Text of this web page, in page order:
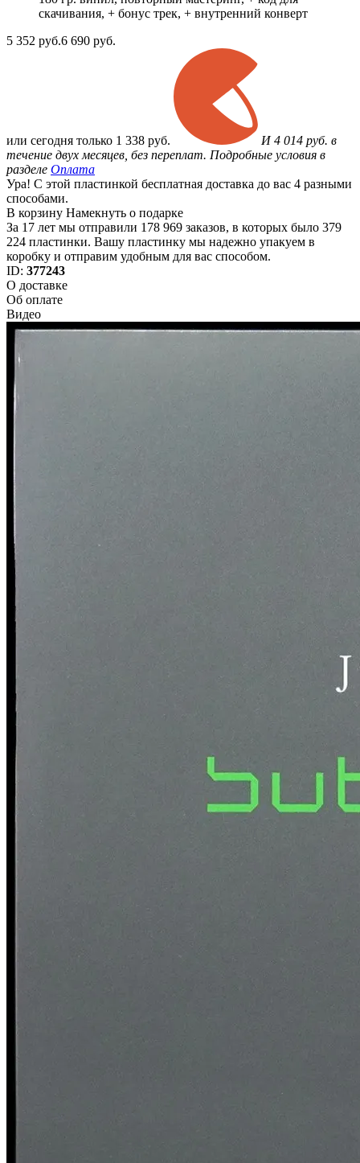
скачивания, + бонус трек, + внутренний конверт
5 352 руб.6 690 руб.
или сегодня только 1 338 руб.
И 4 014 руб. в
течение двух месяцев, без переплат. Подробные условия в
разделе Оплата
Ура! С этой пластинкой бесплатная доставка до вас 4 разными
способами.
В корзину Намекнуть о подарке
За 17 лет мы отправили 178 969 заказов, в которых было 379
224 пластинки. Вашу пластинку мы надежно упакуем в
коробку и отправим удобным для вас способом.
ID: 377243
О доставке
Об оплате
Видео